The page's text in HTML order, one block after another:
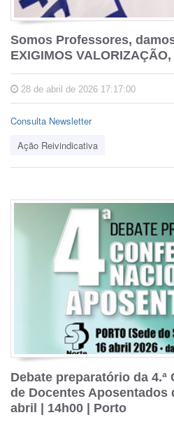
Somos Professores,
EXIGIMOS
28 de abril de 2026 17:17:00
Consulta Newsletter
Ação Reivindicativa
Debate preparatório da
de Docentes Aposentados
abril | 14h00 | Porto